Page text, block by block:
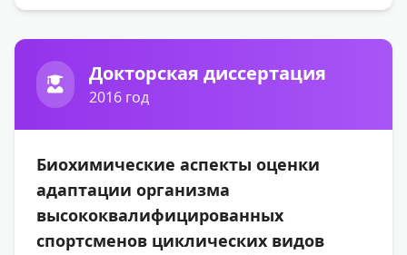
Докторская диссертация
2016 год
Биохимические аспекты оценки
адаптации организма
высококвалифицированных
спортсменов циклических видов